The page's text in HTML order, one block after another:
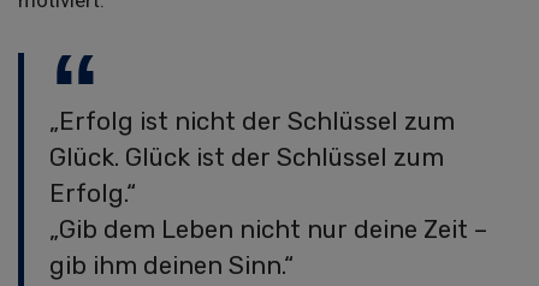
„Erfolg ist nicht der Schlüssel zum
Glück. Glück ist der Schlüssel zum
Erfolg.“
„Gib dem Leben nicht nur deine Zeit –
gib ihm deinen Sinn.“